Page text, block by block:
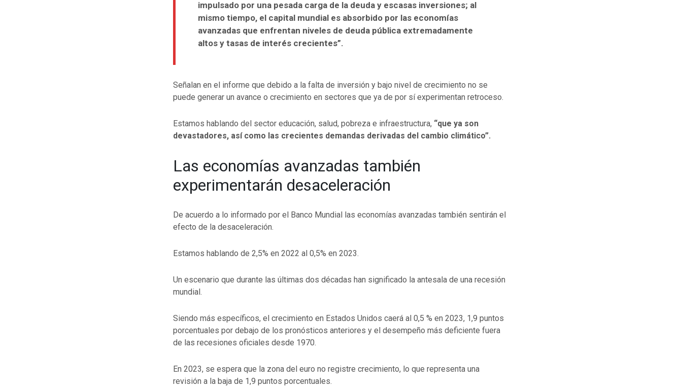
impulsado por una pesada carga de la deuda y escasas inversiones; al
mismo tiempo, el capital mundial es absorbido por las economías
avanzadas que enfrentan niveles de deuda pública extremadamente
altos y tasas de interés crecientes”.
Señalan en el informe que debido a la falta de inversión y bajo nivel de crecimiento no se
puede generar un avance o crecimiento en sectores que ya de por sí experimentan retroceso.
Estamos hablando del sector educación, salud, pobreza e infraestructura, “que ya son
devastadores, así como las crecientes demandas derivadas del cambio climático”.
Las economías avanzadas también
experimentarán desaceleración
De acuerdo a lo informado por el Banco Mundial las economías avanzadas también sentirán el
efecto de la desaceleración.
Estamos hablando de 2,5% en 2022 al 0,5% en 2023.
Un escenario que durante las últimas dos décadas han significado la antesala de una recesión
mundial.
Siendo más específicos, el crecimiento en Estados Unidos caerá al 0,5 % en 2023, 1,9 puntos
porcentuales por debajo de los pronósticos anteriores y el desempeño más deficiente fuera
de las recesiones oficiales desde 1970.
En 2023, se espera que la zona del euro no registre crecimiento, lo que representa una
revisión a la baja de 1,9 puntos porcentuales.